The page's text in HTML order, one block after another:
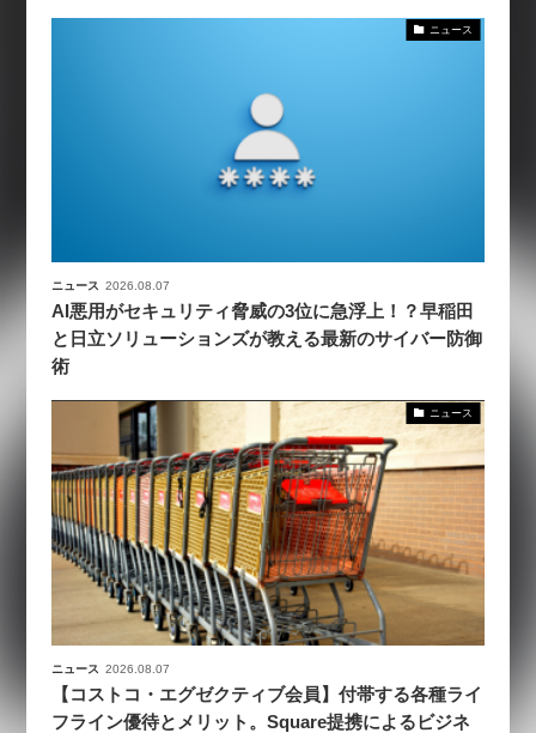
ニュース
ニュース 2026.08.07
AI悪用がセキュリティ脅威の3位に急浮上！？早稲田
と日立ソリューションズが教える最新のサイバー防御
術
ニュース
ニュース 2026.08.07
【コストコ・エグゼクティブ会員】付帯する各種ライ
フライン優待とメリット。Square提携によるビジネ